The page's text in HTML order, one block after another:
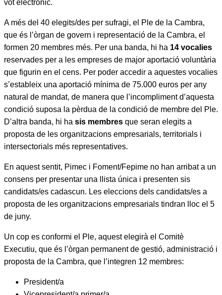
vot electrònic.
A més del 40 elegits/des per sufragi, el Ple de la Cambra,
que és l’òrgan de govern i representació de la Cambra, el
formen 20 membres més. Per una banda, hi ha 14 vocalies
reservades per a les empreses de major aportació voluntària
que figurin en el cens. Per poder accedir a aquestes vocalies
s’estableix una aportació mínima de 75.000 euros per any
natural de mandat, de manera que l’incompliment d’aquesta
condició suposa la pèrdua de la condició de membre del Ple.
D’altra banda, hi ha sis membres que seran elegits a
proposta de les organitzacions empresarials, territorials i
intersectorials més representatives.
En aquest sentit, Pimec i Foment/Fepime no han arribat a un
consens per presentar una llista única i presenten sis
candidats/es cadascun. Les eleccions dels candidats/es a
proposta de les organitzacions empresarials tindran lloc el 5
de juny.
Un cop es conformi el Ple, aquest elegirà el Comitè
Executiu, que és l’òrgan permanent de gestió, administració i
proposta de la Cambra, que l’integren 12 membres:
President/a